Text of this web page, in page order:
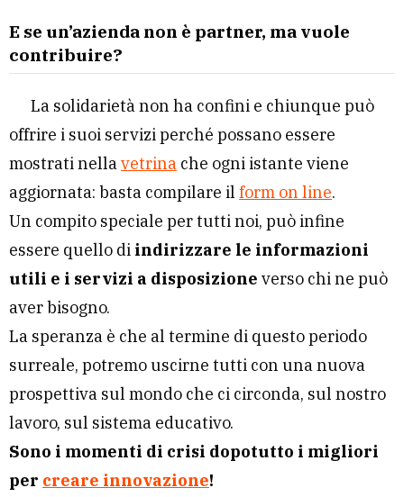
E se un’azienda non è partner, ma vuole
contribuire?
La solidarietà non ha confini e chiunque può
offrire i suoi servizi perché possano essere
mostrati nellavetrina che ogni istante viene
aggiornata: basta compilare il form on line.
Un compito speciale per tutti noi, può infine
essere quello di indirizzare le informazioni
utili e i servizi a disposizione verso chi ne può
aver bisogno.
La speranza è che al termine di questo periodo
surreale, potremo uscirne tutti con una nuova
prospettiva sul mondo che ci circonda, sul nostro
lavoro, sul sistema educativo.
Sono i momenti di crisi dopotutto i migliori
per creare innovazione!